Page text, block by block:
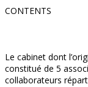
CONTENTS
Le cabinet dont
constitué de 5
collaborateurs